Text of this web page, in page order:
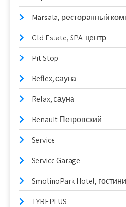
Marsala, ресторанный
Old Estate, SPA-центр
Pit Stop
Reflex, сауна
Relax, сауна
Renault Петровский
Service
Service Garage
SmolinoPark Hotel,
TYREPLUS